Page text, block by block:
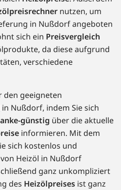
nutzen, um
in Nußdorf angeboten
sich ein Preisvergleich
da diese aufgrund
verschiedene
den geeigneten
in Nußdorf, indem Sie sich
günstig über die aktuelle
informieren. Mit dem
sich kostenlos und
Heizöl in Nußdorf
ganz unkompliziert
des Heizölpreises ist ganz